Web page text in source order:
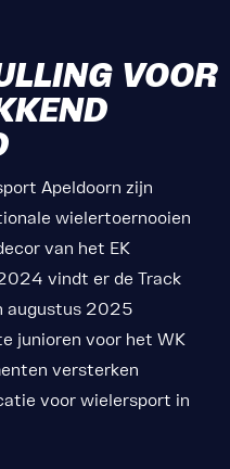
VOOR
Apeldoorn zijn
wielertoernooien
van het EK
vindt er de Track
augustus 2025
junioren voor het WK
versterken
voor wielersport in